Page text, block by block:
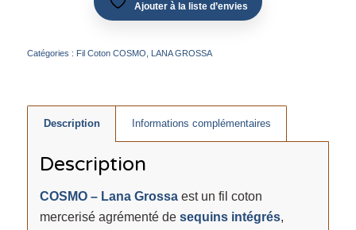
Ajouter à la liste d’envies
Catégories : Fil Coton COSMO, LANA GROSSA
Description Informations complémentaires
Description
COSMO – Lana Grossaest un fil coton
mercerisé agrémenté de sequins intégrés,